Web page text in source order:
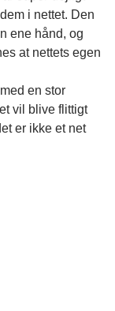
i nettet. Den
ene hånd, og
at nettets egen
en stor
vil blive flittigt
er ikke et net